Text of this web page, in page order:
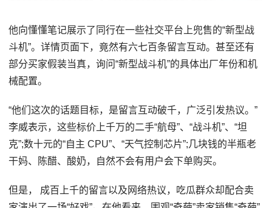
他向懂懂笔记展示了同行在一些社交平台上兜售的“新型战
斗机”。详情页面下，竟然有六七百条留言互动。甚至还有
部分买家假装当真，询问“新型战斗机”的具体出厂年份和机
械配置。
“他们这次的话题目标，是留言互动破千，广泛引发热议。”
李威表示，这些标价上千万的二手“航母”、“战斗机”、“坦
克”;数十元的“自主 CPU”、“天气控制芯片”;几块钱的半瓶老
干妈、陈醋、酸奶，自然不会有用户会下单购买。
但是， 成百上千的留言以及网络热议，吃瓜群众却配合卖